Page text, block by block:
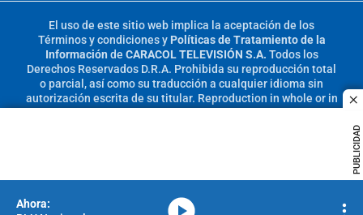
PUBLICIDAD
El uso de este sitio web implica la aceptación de los
Términos y condicionesy Políticas de Tratamiento de la
Información de CARACOL TELEVISIÓN S.A. Todos los
Derechos Reservados D.R.A. Prohibida su reproducción total
o parcial, así como su traducción a cualquier idioma sin
autorización escrita de su titular. Reproduction in whole or in